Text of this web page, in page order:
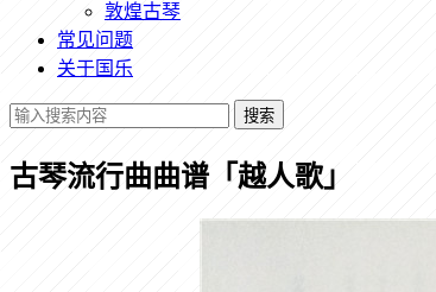
敦煌古琴
常见问题
关于国乐
搜索
古琴流行曲曲谱「越人歌」